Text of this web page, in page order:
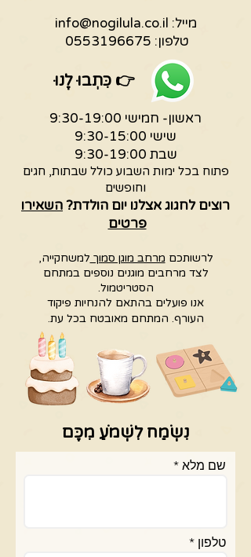
מייל: info@nogilula.co.il
טלפון: 0553196675
ראשון- חמישי 9:30-19:00
שישי 9:30-15:00
שבת 9:30-19:00
פתוח בכל ימות השבוע כולל שבתות, חגים
וחופשים
רוצים לחגוג אצלנו יום הולדת?השאירו
פרטים
לרשותכם מרחב מוגן סמוך למשחקייה,
לצד מרחבים מוגנים נוספים במתחם
הסטריטמול.
אנו פועלים בהתאם להנחיות פיקוד
העורף. המתחם מאובטח בכל עת.
👉כִּתְבוּ לָנוּ
נִשְׂמַח לִשְׁמֹעַ מִכֶּם
שם מלא
טלפון